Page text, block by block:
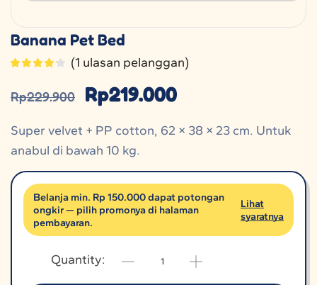
Banana Pet Bed
(1 ulasan pelanggan)
Rp229.900 Rp219.000
Super velvet + PP cotton, 62 × 38 × 23 cm. Untuk
anabul di bawah 10 kg.
Belanja min. Rp 150.000 dapat potongan
ongkir — pilih promonya di halaman
pembayaran.
Lihat
syaratnya